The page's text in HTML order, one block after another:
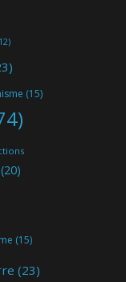
(15)
(15)
(23)